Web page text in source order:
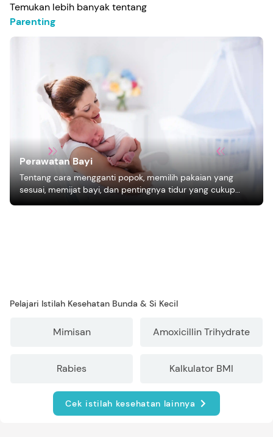
Temukan lebih banyak tentang
Parenting
Perawatan Bayi
Tentang cara mengganti popok, memilih pakaian yang
sesuai, memijat bayi, dan pentingnya tidur yang cukup
bagi pertumbuhan bayi.
Pelajari Istilah Kesehatan Bunda & Si Kecil
Mimisan Amoxicillin Trihydrate
Rabies Kalkulator BMI
Cek istilah kesehatan lainnya